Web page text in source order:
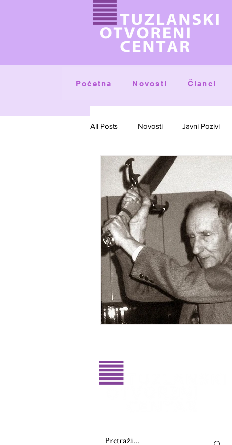
Početna Novosti Članci
All Posts Novosti Javni Pozivi